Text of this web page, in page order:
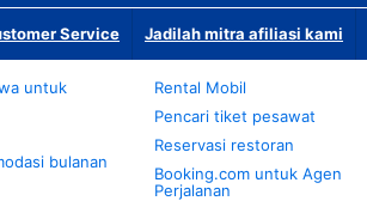
Service Jadilah mitra afiliasi kami
untuk
bulanan
Rental Mobil
Pencari tiket pesawat
Reservasi restoran
Booking.com untuk Agen
Perjalanan